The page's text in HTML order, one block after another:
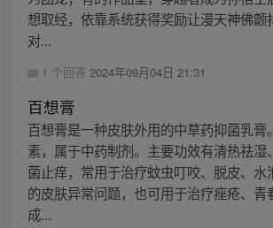
想取经，依靠系统获得奖励让漫天神佛颤
对...
1 个回答 2024年09月04日 21:31
百想膏
百想膏是一种皮肤外用的中草药抑菌乳膏
素，属于中药制剂。主要功效有清热祛湿
菌止痒，常用于治疗蚊虫叮咬、脱皮、水
的皮肤异常问题，也可用于治疗痤疮、青
成...